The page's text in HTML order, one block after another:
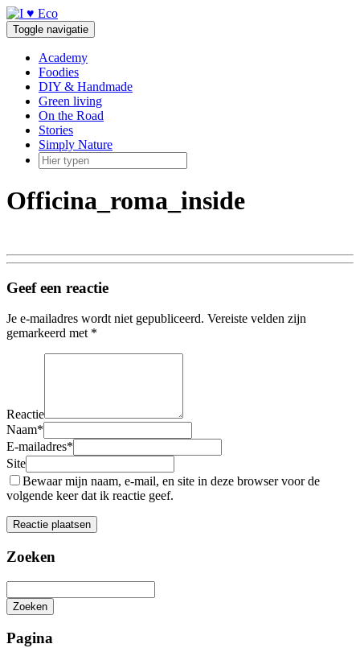
Doorgaan
naar
inhoud
Toggle navigatie
Academy
Foodies
DIY & Handmade
Green living
On the Road
Stories
Simply Nature
Officina_roma_inside
Geef een reactie
Je e-mailadres wordt niet gepubliceerd. Vereiste velden zijn
gemarkeerd met *
Reactie
Naam*
E-mailadres*
Site
Bewaar mijn naam, e-mail, en site in deze browser voor de
volgende keer dat ik reactie geef.
Zoeken
Zoeken
zoeken
Pagina